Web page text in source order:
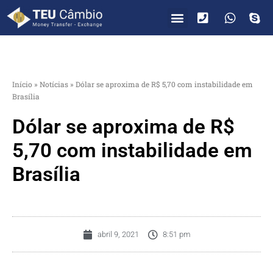
Início » Notícias » Dólar se aproxima de R$ 5,70 com instabilidade em
Brasília
Dólar se aproxima de R$
5,70 com instabilidade em
Brasília
abril 9, 2021 8:51 pm